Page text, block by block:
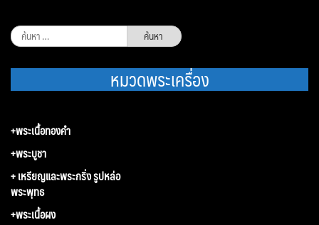
ค้นหา
สำหรับ:
หมวดพระเครื่อง
+พระเนื้อทองคำ
+พระบูชา
+ เหรียญและพระกริ่ง รูปหล่อ
พระพุทธ
+พระเนื้อผง